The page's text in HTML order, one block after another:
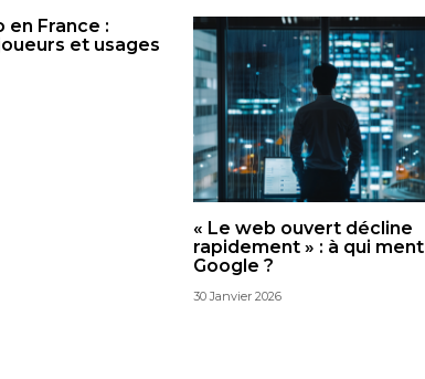
en France :
et usages
« Le web ouvert décline
rapidement » : à qui ment
Google ?
30 Janvier 2026